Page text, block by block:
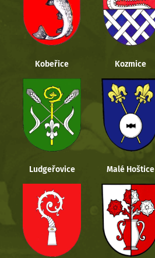
Kobeřice Kozmice
Ludgeřovice Malé Hoštice